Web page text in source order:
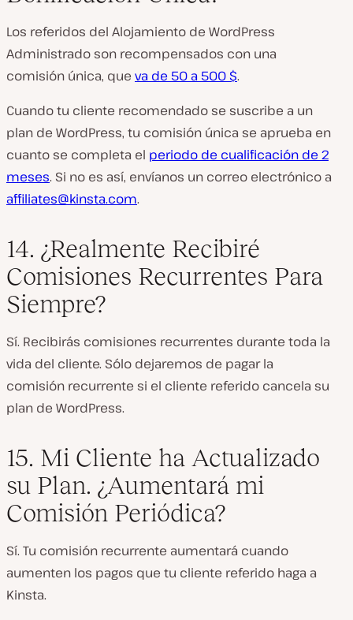
Los referidos del Alojamiento de WordPress
Administrado son recompensados con una
comisión única, que va de 50 a 500 $.
Cuando tu cliente recomendado se suscribe a un
plan de WordPress, tu comisión única se aprueba en
cuanto se completa el periodo de cualificación de 2
meses. Si no es así, envíanos un correo electrónico a
affiliates@kinsta.com.
14. ¿Realmente Recibiré
Comisiones Recurrentes Para
Siempre?
Sí. Recibirás comisiones recurrentes durante toda la
vida del cliente. Sólo dejaremos de pagar la
comisión recurrente si el cliente referido cancela su
plan de WordPress.
15. Mi Cliente ha Actualizado
su Plan. ¿Aumentará mi
Comisión Periódica?
Sí. Tu comisión recurrente aumentará cuando
aumenten los pagos que tu cliente referido haga a
Kinsta.